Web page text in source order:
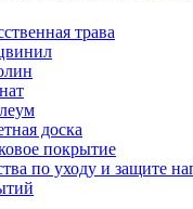
трава
доска
покрытие
по уходу и защите